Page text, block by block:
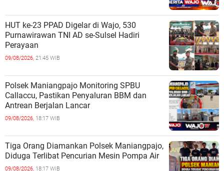
HUT ke-23 PPAD Digelar di Wajo, 530
Purnawirawan TNI AD se-Sulsel Hadiri
Perayaan
09/08/2026, 21:45 WIB
Polsek Maniangpajo Monitoring SPBU
Callaccu, Pastikan Penyaluran BBM dan
Antrean Berjalan Lancar
09/08/2026, 18:17 WIB
Tiga Orang Diamankan Polsek Maniangpajo,
Diduga Terlibat Pencurian Mesin Pompa Air
09/08/2026, 18:17 WIB